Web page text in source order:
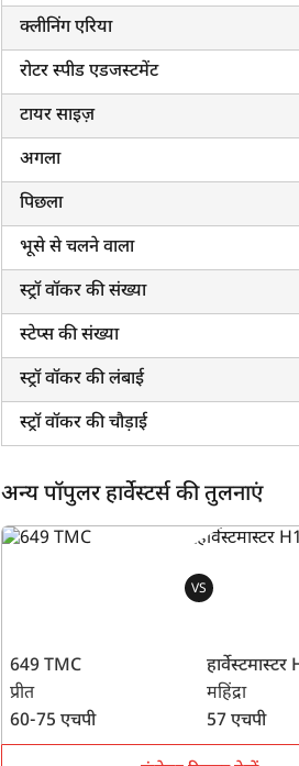
क्लीनिंग एरिया
रोटर स्पीड एडजस्टमेंट
टायर साइज़
अगला
पिछला
भूसे से चलने वाला
स्ट्रॉ वॉकर की संख्या
स्टेप्स की संख्या
स्ट्रॉ वॉकर की लंबाई
स्ट्रॉ वॉकर की चौड़ाई
अन्य पॉपुलर हार्वेस्टर्स की तुलनाएं
VS
649 TMC
प्रीत
60-75 एचपी
हार्वेस्टमास्टर
महिंद्रा
57 एचपी